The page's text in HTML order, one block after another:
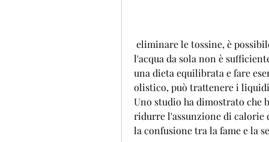
l'acqua da sola non è
una dieta equilibrata e fare
olistico, può trattenere i
Uno studio ha dimostrato che
ridurre l'assunzione di calorie
la confusione tra la fame e la